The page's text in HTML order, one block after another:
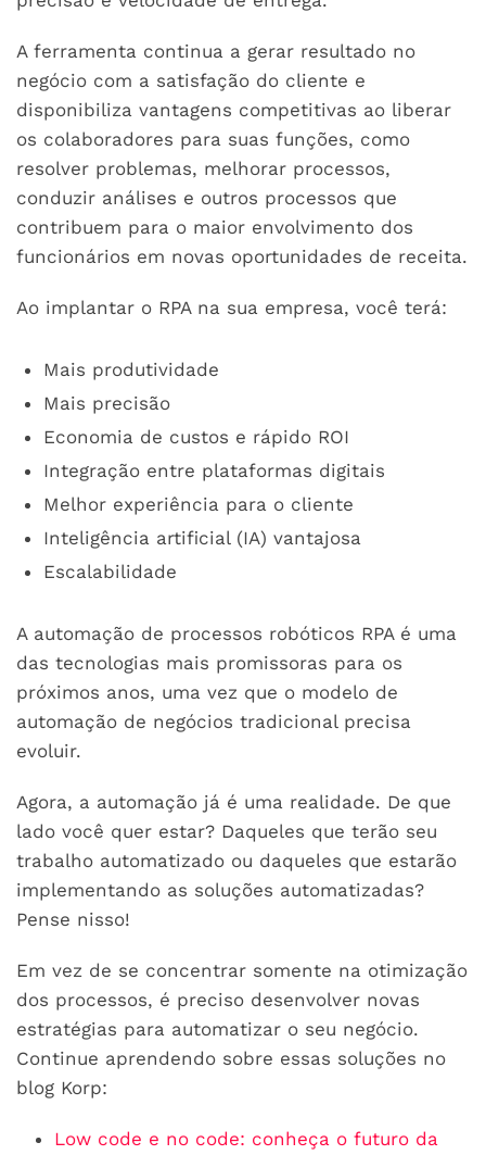
A ferramenta continua a gerar resultado no
negócio com a satisfação do cliente e
disponibiliza vantagens competitivas ao liberar
os colaboradores para suas funções, como
resolver problemas, melhorar processos,
conduzir análises e outros processos que
contribuem para o maior envolvimento dos
funcionários em novas oportunidades de receita.
Ao implantar o RPA na sua empresa, você terá:
Mais produtividade
Mais precisão
Economia de custos e rápido ROI
Integração entre plataformas digitais
Melhor experiência para o cliente
Inteligência artificial (IA) vantajosa
Escalabilidade
A automação de processos robóticos RPA é uma
das tecnologias mais promissoras para os
próximos anos, uma vez que o modelo de
automação de negócios tradicional precisa
evoluir.
Agora, a automação já é uma realidade. De que
lado você quer estar? Daqueles que terão seu
trabalho automatizado ou daqueles que estarão
implementando as soluções automatizadas?
Pense nisso!
Em vez de se concentrar somente na otimização
dos processos, é preciso desenvolver novas
estratégias para automatizar o seu negócio.
Continue aprendendo sobre essas soluções no
blog Korp:
Low code e no code: conheça o futuro da